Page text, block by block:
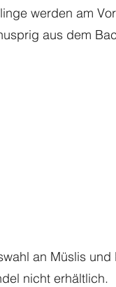
werden am
aus dem
an Müslis
nicht erhältlich.